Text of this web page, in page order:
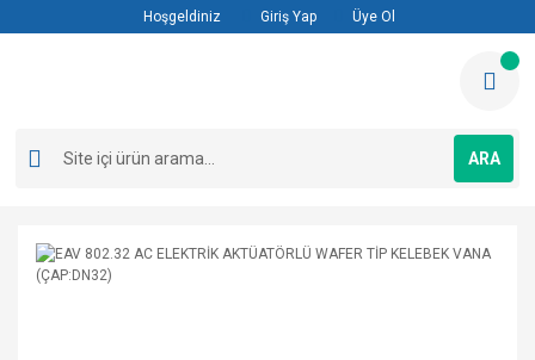
Hoşgeldiniz Giriş Yap Üye Ol
ARA